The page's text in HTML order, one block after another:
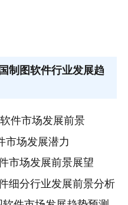
制图软件行业发展趋
件市场发展前景
市场发展潜力
市场发展前景展望
细分行业发展前景分析